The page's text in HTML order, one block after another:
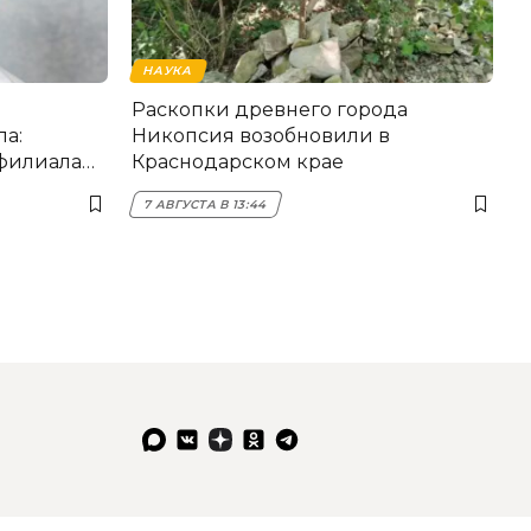
НАУКА
Раскопки древнего города
Никопсия возобновили в
Краснодарском крае
7 АВГУСТА В 13:44